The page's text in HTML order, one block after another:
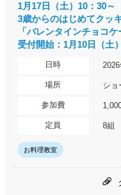
1月17日（土）10：30～
3歳からのはじめてクッ
「バレンタインチョコケ
受付開始：1月10日（土
日時
場所 ショ
参加費
定員 8組
お料理教室